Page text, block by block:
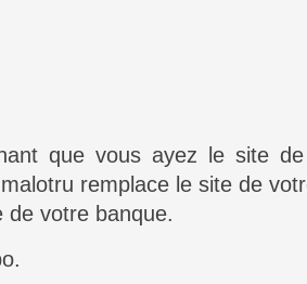
que vous ayez le site
remplace le site de
de votre banque.